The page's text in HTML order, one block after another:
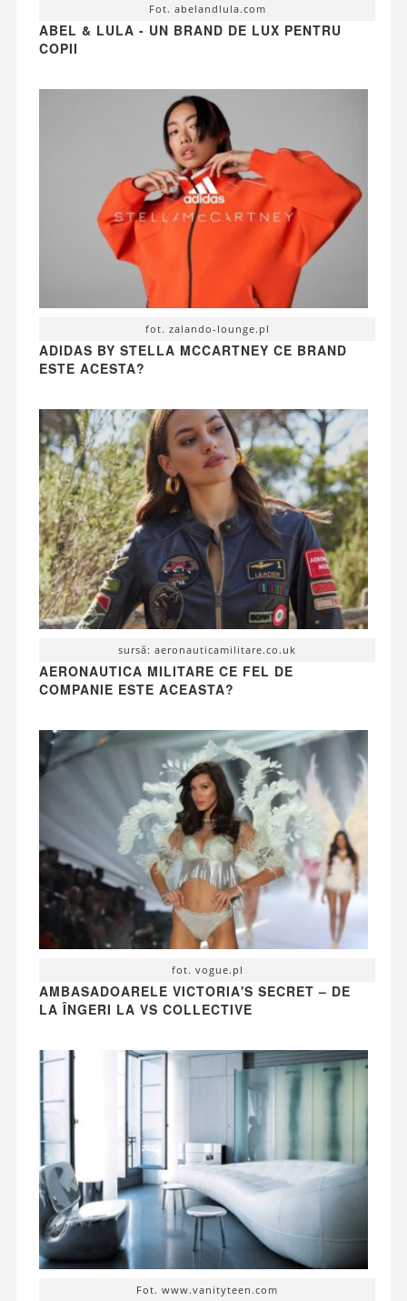
Fot. abelandlula.com
ABEL & LULA - UN BRAND DE LUX PENTRU
COPII
fot. zalando-lounge.pl
ADIDAS BY STELLA MCCARTNEY CE BRAND
ESTE ACESTA?
sursă: aeronauticamilitare.co.uk
AERONAUTICA MILITARE CE FEL DE
COMPANIE ESTE ACEASTA?
fot. vogue.pl
AMBASADOARELE VICTORIA'S SECRET – DE
LA ÎNGERI LA VS COLLECTIVE
Fot. www.vanityteen.com